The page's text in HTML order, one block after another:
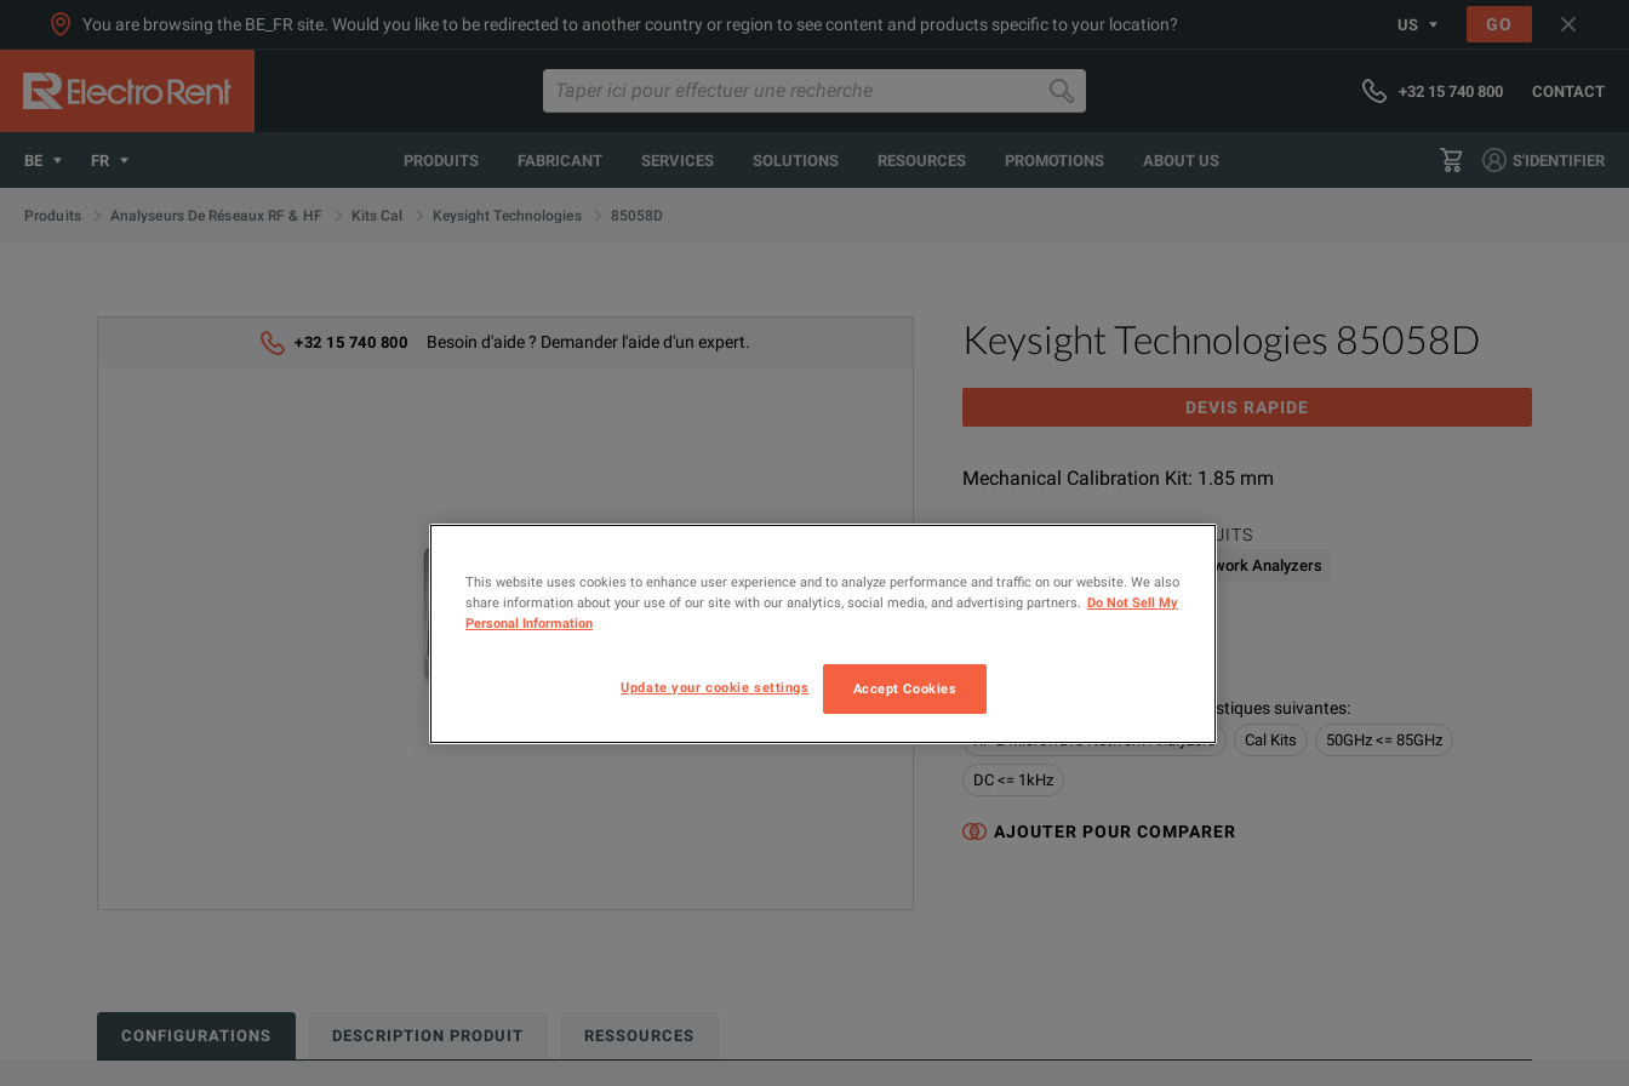
You are browsing the BE_FR site. Would you like to be redirected to another country or region to see content and products specific to your location? US GO
+32 15 740 800 CONTACT
BE FR PRODUITS FABRICANT SERVICES SOLUTIONS RESOURCES PROMOTIONS ABOUT US S'IDENTIFIER
Produits Analyseurs De Réseaux RF & HF Kits Cal Keysight Technologies 85058D
+32 15 740 800 Besoin d'aide ? Demander l'aide d'un expert. Keysight Technologies 85058D
DEVIS RAPIDE
Mechanical Calibration Kit: 1.85 mm
GAMME DE PRODUITS
RF & Microwave Network Analyzers
FABRICANT
Cette configuration a les caractéristiques suivantes:
RF & Microwave Network Analyzers Cal Kits 50GHz <= 85GHz
DC <= 1kHz
AJOUTER POUR COMPARER
CONFIGURATIONS DESCRIPTION PRODUIT RESSOURCES
This website uses cookies to enhance user experience and to analyze performance and traffic on our website. We also
share information about your use of our site with our analytics, social media, and advertising partners. Do Not Sell My
Personal Information
Update your cookie settings Accept Cookies